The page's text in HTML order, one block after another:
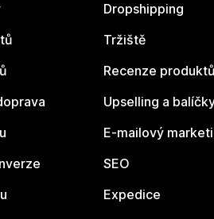
Dropshipping
Tržiště
Recenze produktů
Upselling a
E-mailový
SEO
Expedice